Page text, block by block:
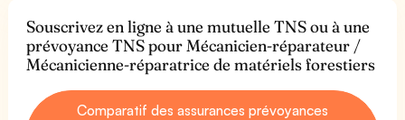
Souscrivez en ligne à une mutuelle TNS ou à une
prévoyance TNS pour Mécanicien-réparateur /
Mécanicienne-réparatrice de matériels forestiers
Comparatif des assurances prévoyances